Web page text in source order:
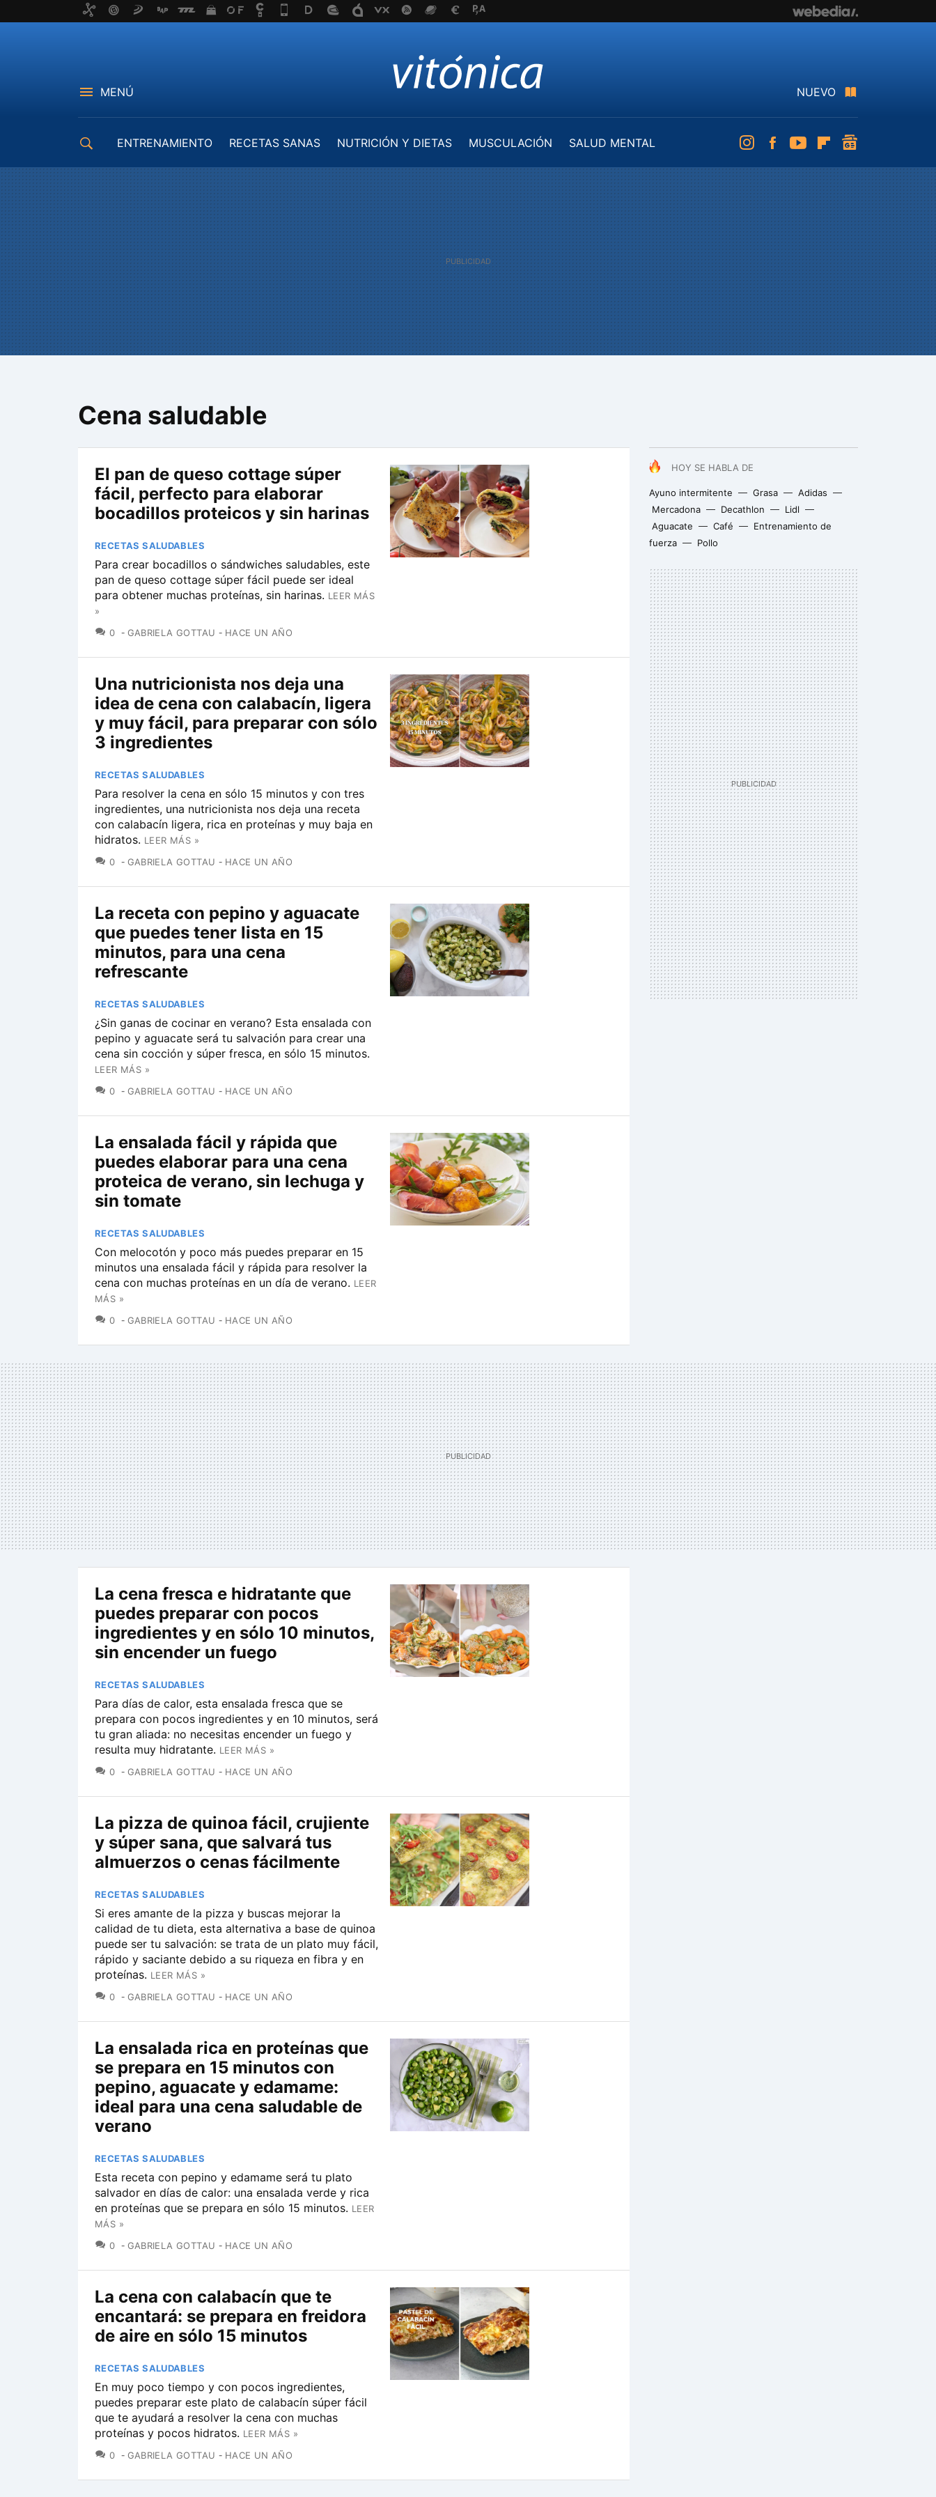
MENÚ NUEVO
ENTRENAMIENTO RECETAS SANAS NUTRICIÓN Y DIETAS MUSCULACIÓN
SALUD MENTAL
InstagramFacebookYoutubeFlipboard
Cena saludable
HOY SE HABLA DE
Ayuno intermitente Grasa
Adidas
Mercadona
Decathlon
Lidl
Aguacate
Café
Entrenamiento de
fuerza
Pollo
El pan de queso cottage súper
fácil, perfecto para elaborar
bocadillos proteicos y sin harinas
RECETAS SALUDABLES
Para crear bocadillos o sándwiches saludables, este
pan de queso cottage súper fácil puede ser ideal
para obtener muchas proteínas, sin harinas. LEER MÁS
»
0 COMENTARIOS
GABRIELA GOTTAU HACE UN AÑO
Una nutricionista nos deja una
idea de cena con calabacín, ligera
y muy fácil, para preparar con sólo
3 ingredientes
RECETAS SALUDABLES
Para resolver la cena en sólo 15 minutos y con tres
ingredientes, una nutricionista nos deja una receta
con calabacín ligera, rica en proteínas y muy baja en
hidratos. LEER MÁS »
0 COMENTARIOS
GABRIELA GOTTAU HACE UN AÑO
La receta con pepino y aguacate
que puedes tener lista en 15
minutos, para una cena
refrescante
RECETAS SALUDABLES
¿Sin ganas de cocinar en verano? Esta ensalada con
pepino y aguacate será tu salvación para crear una
cena sin cocción y súper fresca, en sólo 15 minutos.
LEER MÁS »
0 COMENTARIOS
GABRIELA GOTTAU HACE UN AÑO
La ensalada fácil y rápida que
puedes elaborar para una cena
proteica de verano, sin lechuga y
sin tomate
RECETAS SALUDABLES
Con melocotón y poco más puedes preparar en 15
minutos una ensalada fácil y rápida para resolver la
cena con muchas proteínas en un día de verano. LEER
MÁS »
0 COMENTARIOS
GABRIELA GOTTAU HACE UN AÑO
La cena fresca e hidratante que
puedes preparar con pocos
ingredientes y en sólo 10 minutos,
sin encender un fuego
RECETAS SALUDABLES
Para días de calor, esta ensalada fresca que se
prepara con pocos ingredientes y en 10 minutos, será
tu gran aliada: no necesitas encender un fuego y
resulta muy hidratante. LEER MÁS »
0 COMENTARIOS
GABRIELA GOTTAU HACE UN AÑO
La pizza de quinoa fácil, crujiente
y súper sana, que salvará tus
almuerzos o cenas fácilmente
RECETAS SALUDABLES
Si eres amante de la pizza y buscas mejorar la
calidad de tu dieta, esta alternativa a base de quinoa
puede ser tu salvación: se trata de un plato muy fácil,
rápido y saciante debido a su riqueza en fibra y en
proteínas. LEER MÁS »
0 COMENTARIOS
GABRIELA GOTTAU HACE UN AÑO
La ensalada rica en proteínas que
se prepara en 15 minutos con
pepino, aguacate y edamame:
ideal para una cena saludable de
verano
RECETAS SALUDABLES
Esta receta con pepino y edamame será tu plato
salvador en días de calor: una ensalada verde y rica
en proteínas que se prepara en sólo 15 minutos. LEER
MÁS »
0 COMENTARIOS
GABRIELA GOTTAU HACE UN AÑO
La cena con calabacín que te
encantará: se prepara en freidora
de aire en sólo 15 minutos
RECETAS SALUDABLES
En muy poco tiempo y con pocos ingredientes,
puedes preparar este plato de calabacín súper fácil
que te ayudará a resolver la cena con muchas
proteínas y pocos hidratos. LEER MÁS »
0 COMENTARIOS
GABRIELA GOTTAU HACE UN AÑO